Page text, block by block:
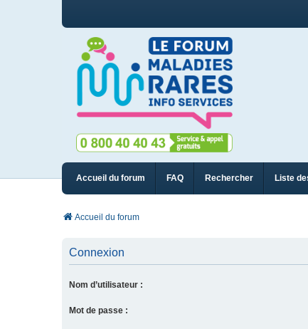
Accueil du forum FAQ Rechercher Liste
Accueil du forum
Connexion
Nom d’utilisateur :
Mot de passe :